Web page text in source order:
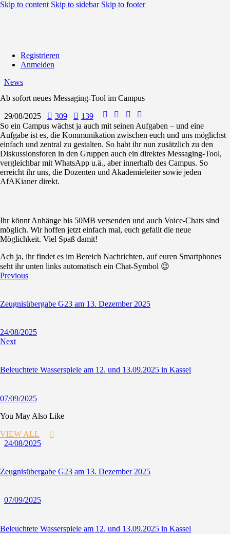
Skip to content Skip to sidebar Skip to footer
Registrieren
Anmelden
News
Ab sofort neues Messaging-Tool im Campus
29/08/2025 309
139
So ein Campus wächst ja auch mit seinen Aufgaben – und eine
Aufgabe ist es, die Kommunikation zwischen euch und uns möglichst
einfach und zentral zu gestalten. So habt ihr nun zusätzlich zu den
Diskussionsforen in den Gruppen auch ein direktes Messaging-Tool,
vergleichbar mit WhatsApp u.ä., aber innerhalb des Campus. So
erreicht ihr uns, die Dozenten und Akademieleiter sowie jeden
AfAKianer direkt.
Ihr könnt Anhänge bis 50MB versenden und auch Voice-Chats sind
möglich. Wir hoffen jetzt einfach mal, euch gefallt die neue
Möglichkeit. Viel Spaß damit!
Ach ja, ihr findet es im Bereich Nachrichten, auf euren Smartphones
seht ihr unten links automatisch ein Chat-Symbol 😉
Previous
Zeugnisübergabe G23 am 13. Dezember 2025
24/08/2025
Next
Beleuchtete Wasserspiele am 12. und 13.09.2025 in Kassel
07/09/2025
You May Also Like
VIEW ALL
24/08/2025
Zeugnisübergabe G23 am 13. Dezember 2025
07/09/2025
Beleuchtete Wasserspiele am 12. und 13.09.2025 in Kassel